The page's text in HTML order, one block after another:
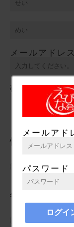
メールアド
パスワード
メールアドレス
確認用[必須]
性別 [必須]
男性
年齢
10～19歳